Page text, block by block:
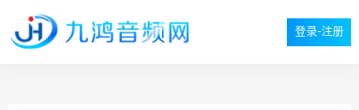
登录-注册